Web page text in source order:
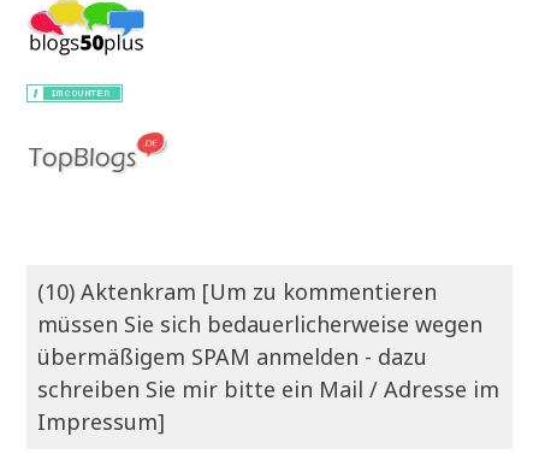
(10) Aktenkram [Um zu kommentieren
müssen Sie sich bedauerlicherweise wegen
übermäßigem SPAM anmelden - dazu
schreiben Sie mir bitte ein Mail / Adresse im
Impressum]